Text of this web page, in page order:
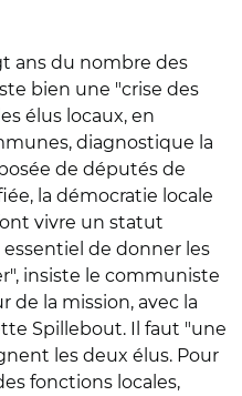
ans du nombre des
bien une "crise des
élus locaux, en
diagnostique la
de députés de
la démocratie locale
vivre un statut
de donner les
insiste le communiste
de la mission, avec la
Spillebout. Il faut "une
les deux élus. Pour
fonctions locales,